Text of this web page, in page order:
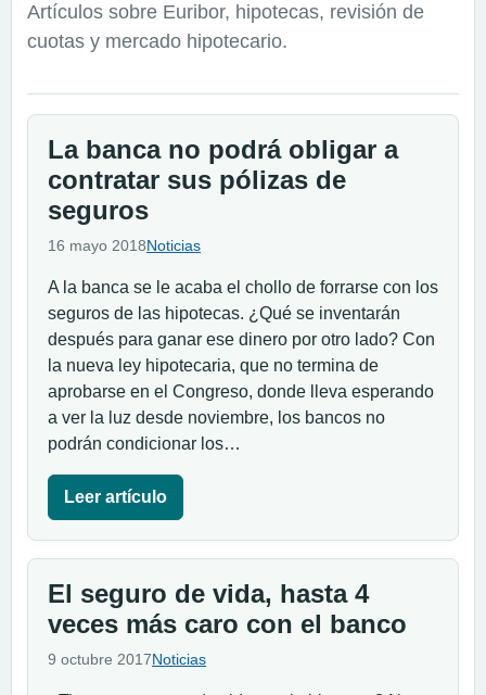
Artículos sobre Euribor, hipotecas, revisión de
cuotas y mercado hipotecario.
La banca no podrá obligar a
contratar sus pólizas de
seguros
16 mayo 2018Noticias
A la banca se le acaba el chollo de forrarse con los
seguros de las hipotecas. ¿Qué se inventarán
después para ganar ese dinero por otro lado? Con
la nueva ley hipotecaria, que no termina de
aprobarse en el Congreso, donde lleva esperando
a ver la luz desde noviembre, los bancos no
podrán condicionar los…
Leer artículo
El seguro de vida, hasta 4
veces más caro con el banco
9 octubre 2017Noticias